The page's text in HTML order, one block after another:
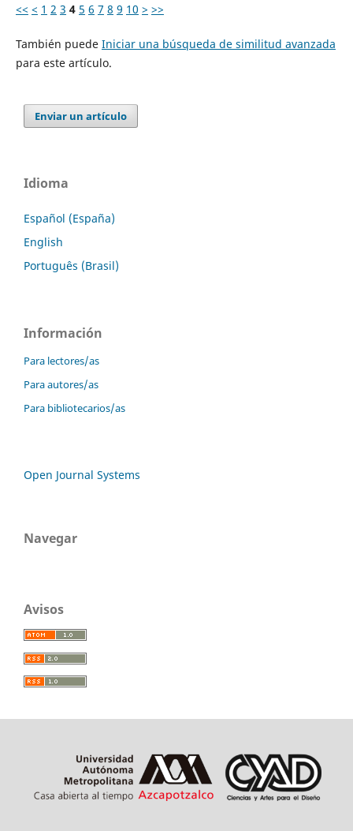
<< < 1 2 3 4 5 6 7 8 9 10 > >>
También puede Iniciar una búsqueda de similitud avanzada
para este artículo.
Enviar un artículo
Idioma
Español (España)
English
Português (Brasil)
Información
Para lectores/as
Para autores/as
Para bibliotecarios/as
Open Journal Systems
Navegar
Avisos